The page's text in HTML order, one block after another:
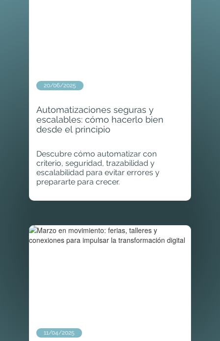
Automatizaciones seguras y
escalables: cómo hacerlo bien
desde el principio
20/06/2025
Descubre cómo automatizar con
criterio, seguridad, trazabilidad y
escalabilidad para evitar errores y
prepararte para crecer.
11/04/2025